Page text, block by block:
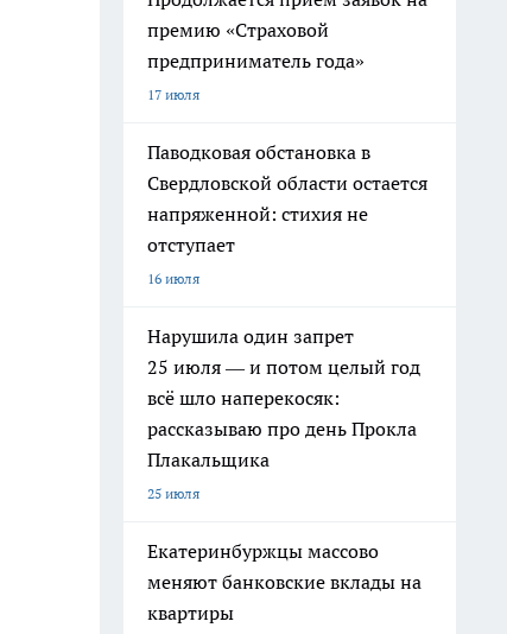
премию «Страховой
предприниматель года»
17 июля
Паводковая обстановка в
Свердловской области остается
напряженной: стихия не
отступает
16 июля
Нарушила один запрет
25 июля — и потом целый год
всё шло наперекосяк:
рассказываю про день Прокла
Плакальщика
25 июля
Екатеринбуржцы массово
меняют банковские вклады на
квартиры